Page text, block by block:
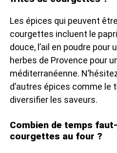
Les épices qui peuvent
courgettes incluent le
douce, l’ail en poudre pour
herbes de Provence pour
méditerranéenne.
d’autres épices comme le
diversifier les saveurs.
Combien de temps
courgettes au four ?